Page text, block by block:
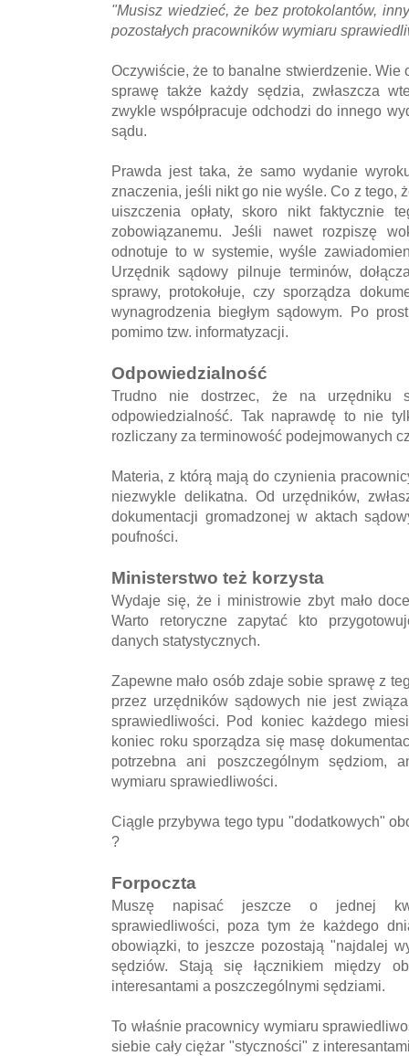
"Musisz wiedzieć, że bez protokolantów,
pozostałych pracowników wymiaru
Oczywiście, że to banalne stwierdzenie. Wie
sprawę także każdy sędzia, zwłaszcza
zwykle współpracuje odchodzi do innego
sądu.
Prawda jest taka, że samo wydanie
znaczenia, jeśli nikt go nie wyśle. Co z tego,
uiszczenia opłaty, skoro nikt faktycznie
zobowiązanemu. Jeśli nawet rozpiszę
odnotuje to w systemie, wyśle
Urzędnik sądowy pilnuje terminów,
sprawy, protokołuje, czy sporządza
wynagrodzenia biegłym sądowym. Po
pomimo tzw. informatyzacji.
Odpowiedzialność
Trudno nie dostrzec, że na urzędniku
odpowiedzialność. Tak naprawdę to nie
rozliczany za terminowość podejmowanych
Materia, z którą mają do czynienia
niezwykle delikatna. Od urzędników,
dokumentacji gromadzonej w aktach
poufności.
Ministerstwo też korzysta
Wydaje się, że i ministrowie zbyt mało
Warto retoryczne zapytać kto
danych statystycznych.
Zapewne mało osób zdaje sobie sprawę z
przez urzędników sądowych nie jest
sprawiedliwości. Pod koniec każdego
koniec roku sporządza się masę
potrzebna ani poszczególnym sędziom,
wymiaru sprawiedliwości.
Ciągle przybywa tego typu "dodatkowych"
?
Forpoczta
Muszę napisać jeszcze o jednej
sprawiedliwości, poza tym że każdego
obowiązki, to jeszcze pozostają "najdalej
sędziów. Stają się łącznikiem między
interesantami a poszczególnymi sędziami.
To właśnie pracownicy wymiaru
siebie cały ciężar "styczności" z